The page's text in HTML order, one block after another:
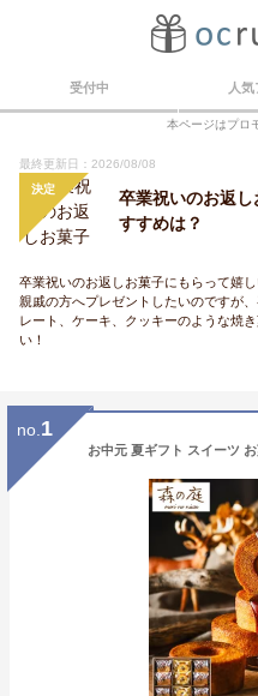
受付中 人
本ページはプロ
最終更新日：2026/08/08
決定
卒業祝いのお返
すすめは？
卒業祝いのお返しお菓子にもらって嬉
親戚の方へプレゼントしたいのですが
レート、ケーキ、クッキーのような焼
い！
no. 1